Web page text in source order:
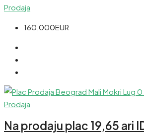
Prodaja
160,000EUR
Prodaja
Na prodaju plac 19,65 ari